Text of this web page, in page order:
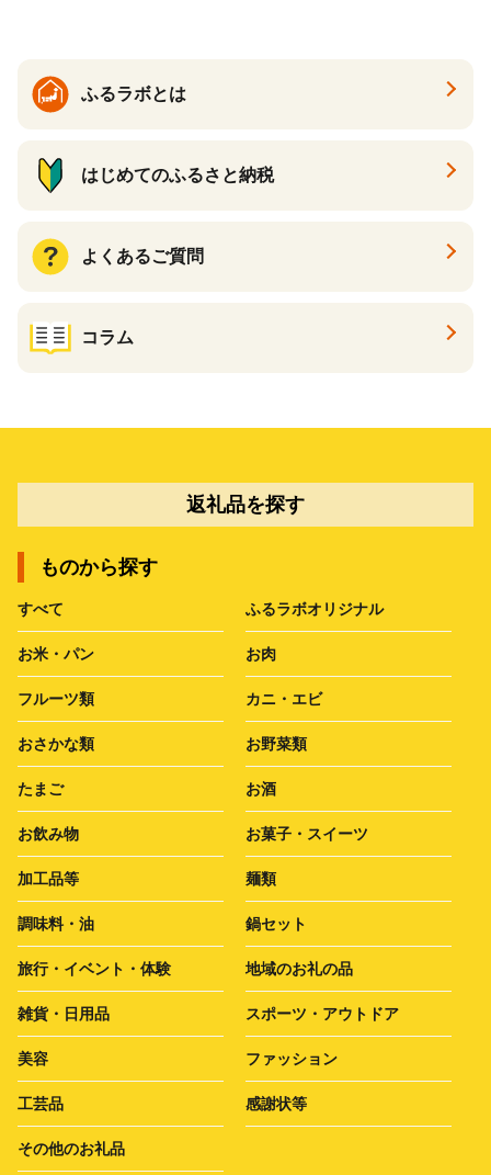
ふるラボとは
はじめてのふるさと納税
よくあるご質問
コラム
返礼品を探す
ものから探す
すべて ふるラボオリジナル
お米・パン お肉
フルーツ類 カニ・エビ
おさかな類 お野菜類
たまご お酒
お飲み物 お菓子・スイーツ
加工品等 麺類
調味料・油 鍋セット
旅行・イベント・体験 地域のお礼の品
雑貨・日用品 スポーツ・アウトドア
美容 ファッション
工芸品 感謝状等
その他のお礼品